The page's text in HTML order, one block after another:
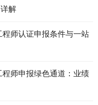
解
师认证申报条件与一站
师申报绿色通道：业绩